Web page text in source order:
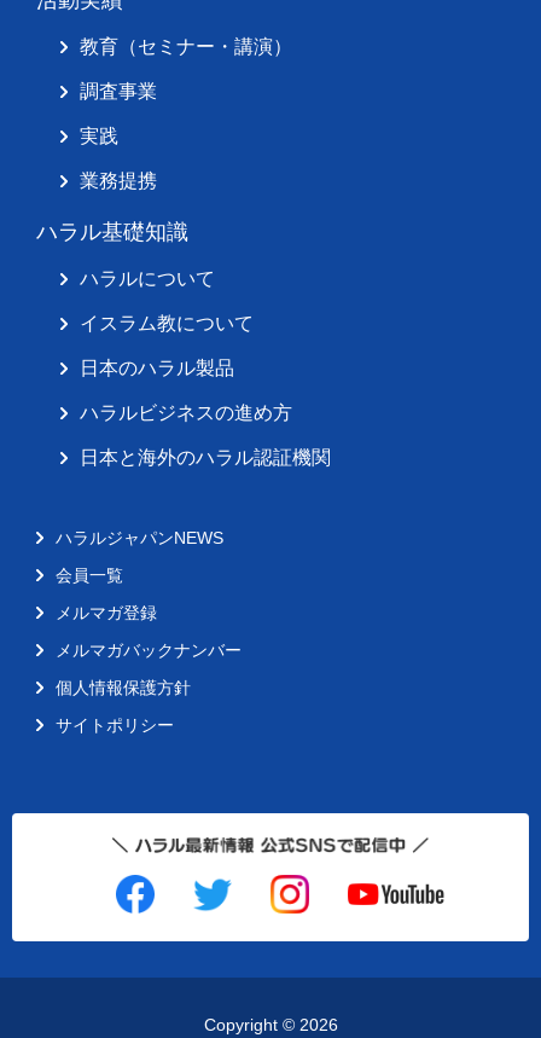
教育（セミナー・講演）
調査事業
実践
業務提携
ハラル基礎知識
ハラルについて
イスラム教について
日本のハラル製品
ハラルビジネスの進め方
日本と海外のハラル認証機関
ハラルジャパンNEWS
会員一覧
メルマガ登録
メルマガバックナンバー
個人情報保護方針
サイトポリシー
Copyright © 2026